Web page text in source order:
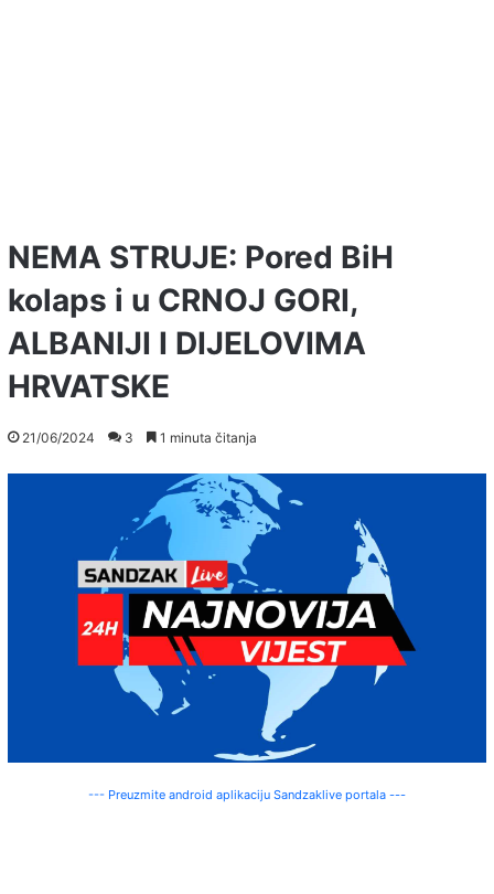
NEMA STRUJE: Pored BiH
kolaps i u CRNOJ GORI,
ALBANIJI I DIJELOVIMA
HRVATSKE
21/06/2024 3 1 minuta čitanja
--- Preuzmite android aplikaciju Sandzaklive portala ---